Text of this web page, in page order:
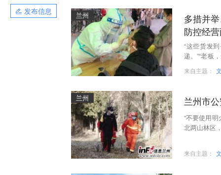
发布信息
兰州
多措并
防控经
“这些货发
递。”“老板
来自主题：
兰州 兰州市
“不要使用
北两山林区
来自主题：